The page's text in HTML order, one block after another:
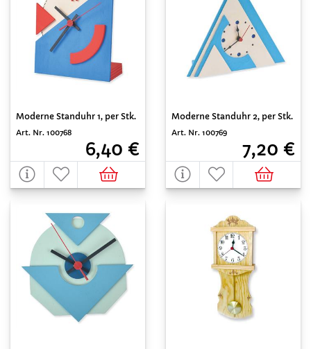
Moderne Standuhr 1, per Stk.
Art. Nr. 100768
6,40 €
Moderne Standuhr 2, per Stk.
Art. Nr. 100769
7,20 €